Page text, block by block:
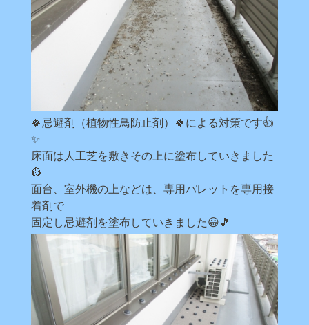
🍀忌避剤（植物性鳥防止剤）🍀による対策です👍
✨
床面は人工芝を敷きその上に塗布していきました
👷
面台、室外機の上などは、専用パレットを専用接
着剤で
固定し忌避剤を塗布していきました😀🎵